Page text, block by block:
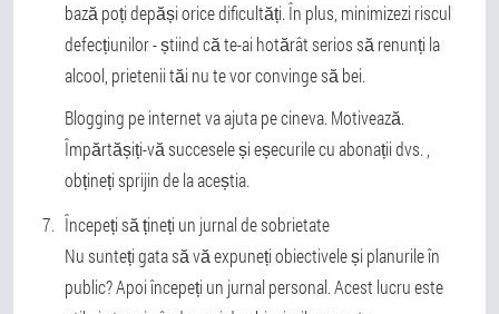
bază poți depăși orice dificultăți. În plus, minimizezi riscul
defecțiunilor - știind că te-ai hotărât serios să renunți la
alcool, prietenii tăi nu te vor convinge să bei.
Blogging pe internet va ajuta pe cineva. Motivează.
Împărtășiți-vă succesele și eșecurile cu abonații dvs. ,
obțineți sprijin de la aceștia.
Începeți să țineți un jurnal de sobrietate
Nu sunteți gata să vă expuneți obiectivele și planurile în
public? Apoi începeți un jurnal personal. Acest lucru este